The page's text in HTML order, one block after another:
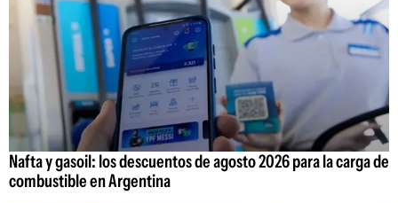
Nafta y gasoil: los descuentos de agosto 2026 para la carga de
combustible en Argentina